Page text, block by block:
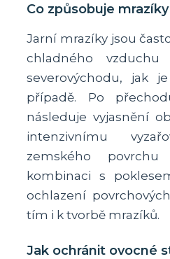
Co způsobuje
Jarní mrazíky jsou
chladného
severovýchodu, jak
případě. Po
následuje vyjasnění
intenzivnímu
zemského
kombinaci s
ochlazení
tím i k tvorbě mrazíků.
Jak ochránit ovocné